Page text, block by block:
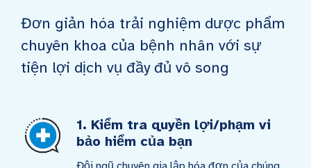
Đơn giản hóa trải nghiệm dược phẩm
chuyên khoa của bệnh nhân với sự
tiện lợi dịch vụ đầy đủ vô song
1. Kiểm tra quyền lợi/phạm vi
bảo hiểm của bạn